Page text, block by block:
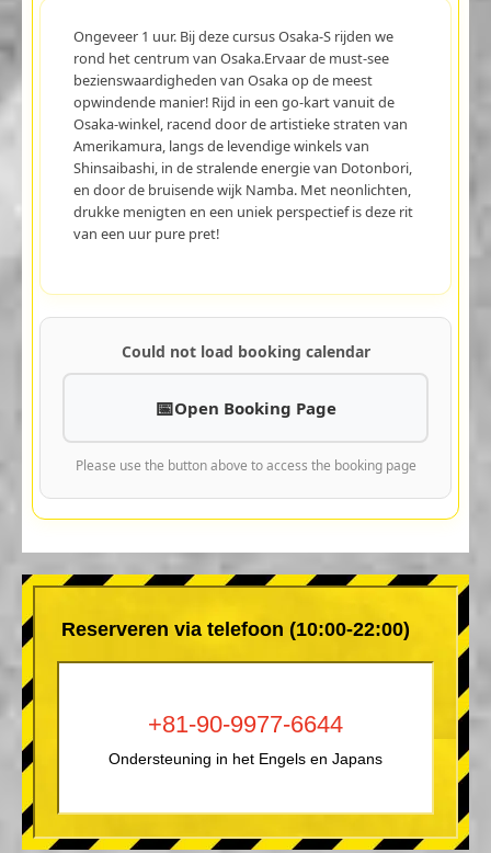
Ongeveer 1 uur. Bij deze cursus Osaka-S rijden we
rond het centrum van Osaka.Ervaar de must-see
bezienswaardigheden van Osaka op de meest
opwindende manier! Rijd in een go-kart vanuit de
Osaka-winkel, racend door de artistieke straten van
Amerikamura, langs de levendige winkels van
Shinsaibashi, in de stralende energie van Dotonbori,
en door de bruisende wijk Namba. Met neonlichten,
drukke menigten en een uniek perspectief is deze rit
van een uur pure pret!
Could not load booking calendar
Open Booking Page
Please use the button above to access the booking page
Reserveren via telefoon (10:00-22:00)
+81-90-9977-6644
Ondersteuning in het Engels en Japans